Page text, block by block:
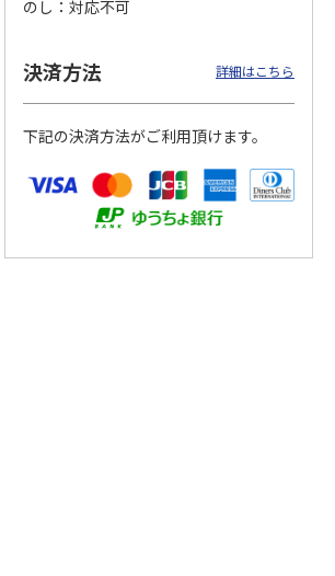
のし
対応不可
決済方法 詳細はこちら
下記の決済方法がご利用頂けます。